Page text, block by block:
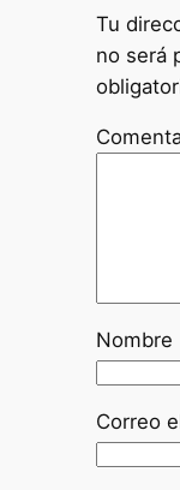
Tu
no será
Nombre
Correo